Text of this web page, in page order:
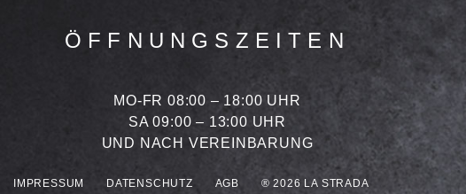
ÖFFNUNGSZEITEN
MO-FR 08:00 – 18:00 UHR
SA 09:00 – 13:00 UHR
UND NACH VEREINBARUNG
IMPRESSUM DATENSCHUTZ AGB ® 2026 LA STRADA